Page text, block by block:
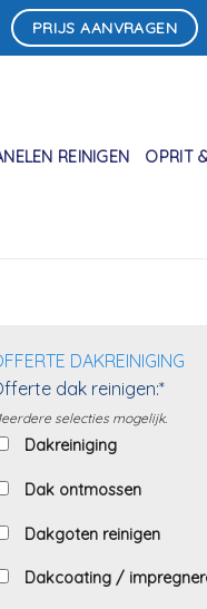
PRIJS AANVRAGEN
REINIGEN OPRIT
DAKREINIGING
dak reinigen:*
selecties mogelijk.
Dakreiniging
Dak ontmossen
Dakgoten reinigen
Dakcoating /